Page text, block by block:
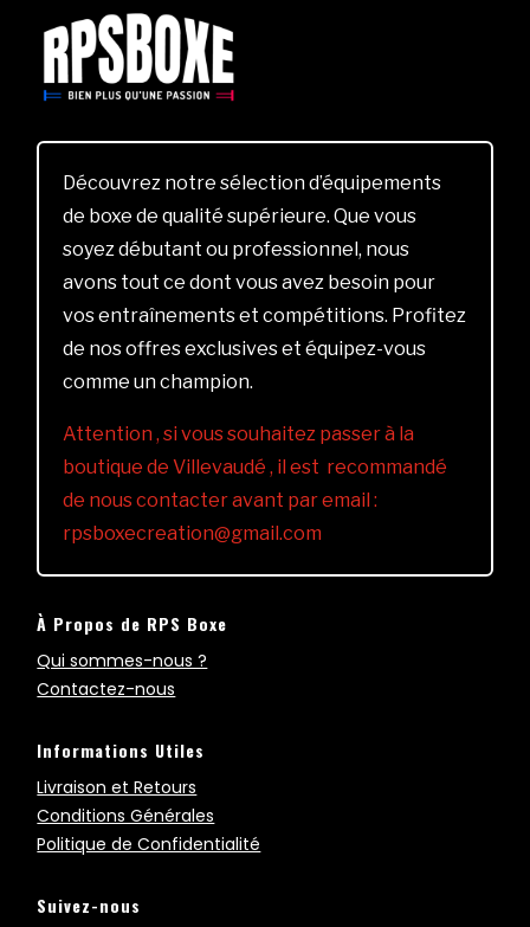
Découvrez notre sélection d’équipements
de boxe de qualité supérieure. Que vous
soyez débutant ou professionnel, nous
avons tout ce dont vous avez besoin pour
vos entraînements et compétitions. Profitez
de nos offres exclusives et équipez-vous
comme un champion.
Attention , si vous souhaitez passer à la
boutique de Villevaudé , il est recommandé
de nous contacter avant par email :
rpsboxecreation@gmail.com
À Propos de RPS Boxe
Qui sommes-nous ?
Contactez-nous
Informations Utiles
Livraison et Retours
Conditions Générales
Politique de Confidentialité
Suivez-nous